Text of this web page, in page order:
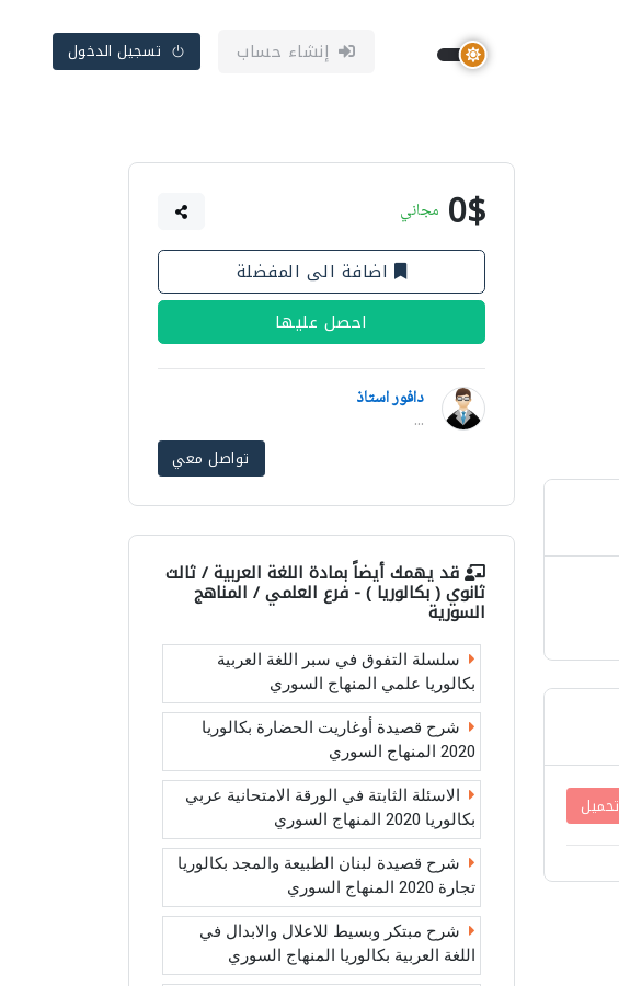
إنشاء حساب تسجيل الدخول
تحميل
0$ مجاني
اضافة الى المفضلة
احصل عليها
دافور استاذ
...
تواصل معي
قد يهمك أيضاً بمادة اللغة العربية / ثالث
ثانوي ( بكالوريا ) - فرع العلمي / المناهج
السورية
سلسلة التفوق في سبر اللغة العربية
بكالوريا علمي المنهاج السوري
شرح قصيدة أوغاريت الحضارة بكالوريا
2020 المنهاج السوري
الاسئلة الثابتة في الورقة الامتحانية عربي
بكالوريا 2020 المنهاج السوري
شرح قصيدة لبنان الطبيعة والمجد بكالوريا
تجارة 2020 المنهاج السوري
شرح مبتكر وبسيط للاعلال والابدال في
اللغة العربية بكالوريا المنهاج السوري